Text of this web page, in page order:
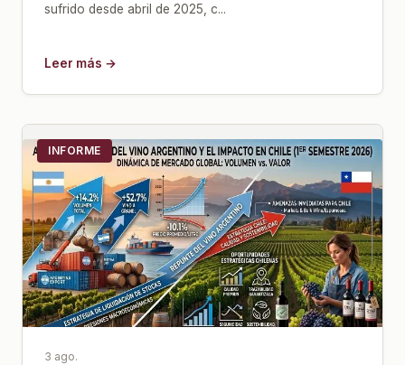
sufrido desde abril de 2025, c...
Leer más →
INFORME
3 ago.